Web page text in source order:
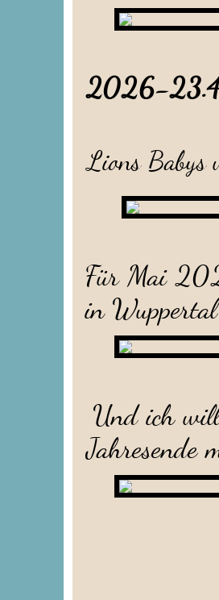
2026-
Lions Babys
Für Mai
in
Und ich